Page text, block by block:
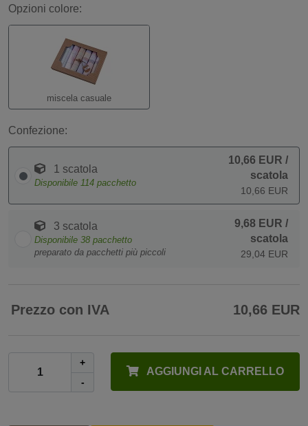
Opzioni colore:
miscela casuale
Confezione:
1 scatola
Disponibile 114 pacchetto
10,66 EUR /
scatola
10,66 EUR
3 scatola
Disponibile 38 pacchetto
preparato da pacchetti più piccoli
9,68 EUR /
scatola
29,04 EUR
Prezzo con IVA 10,66 EUR
+
-
AGGIUNGI AL CARRELLO